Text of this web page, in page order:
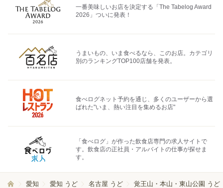
一番美味しいお店を決定する「The Tabelog Award
2026」ついに発表！
うまいもの、いま食べるなら、このお店。カテゴリ
別のランキングTOP100店舗を発表。
食べログネット予約を通じ、多くのユーザーから選
ばれた"いま、熱い注目を集めるお店"
「食べログ」が作った飲食店専門の求人サイトで
す。飲食店の正社員・アルバイトの仕事が探せま
す。
愛知 愛知 うど 名古屋 うど 覚王山・本山・東山公園 うど